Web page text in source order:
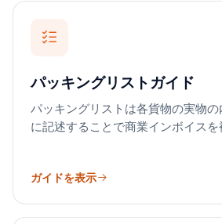
パッキングリストガイド
パッキングリストは各貨物の実物
に記述することで商業インボイスを
ガイドを表示